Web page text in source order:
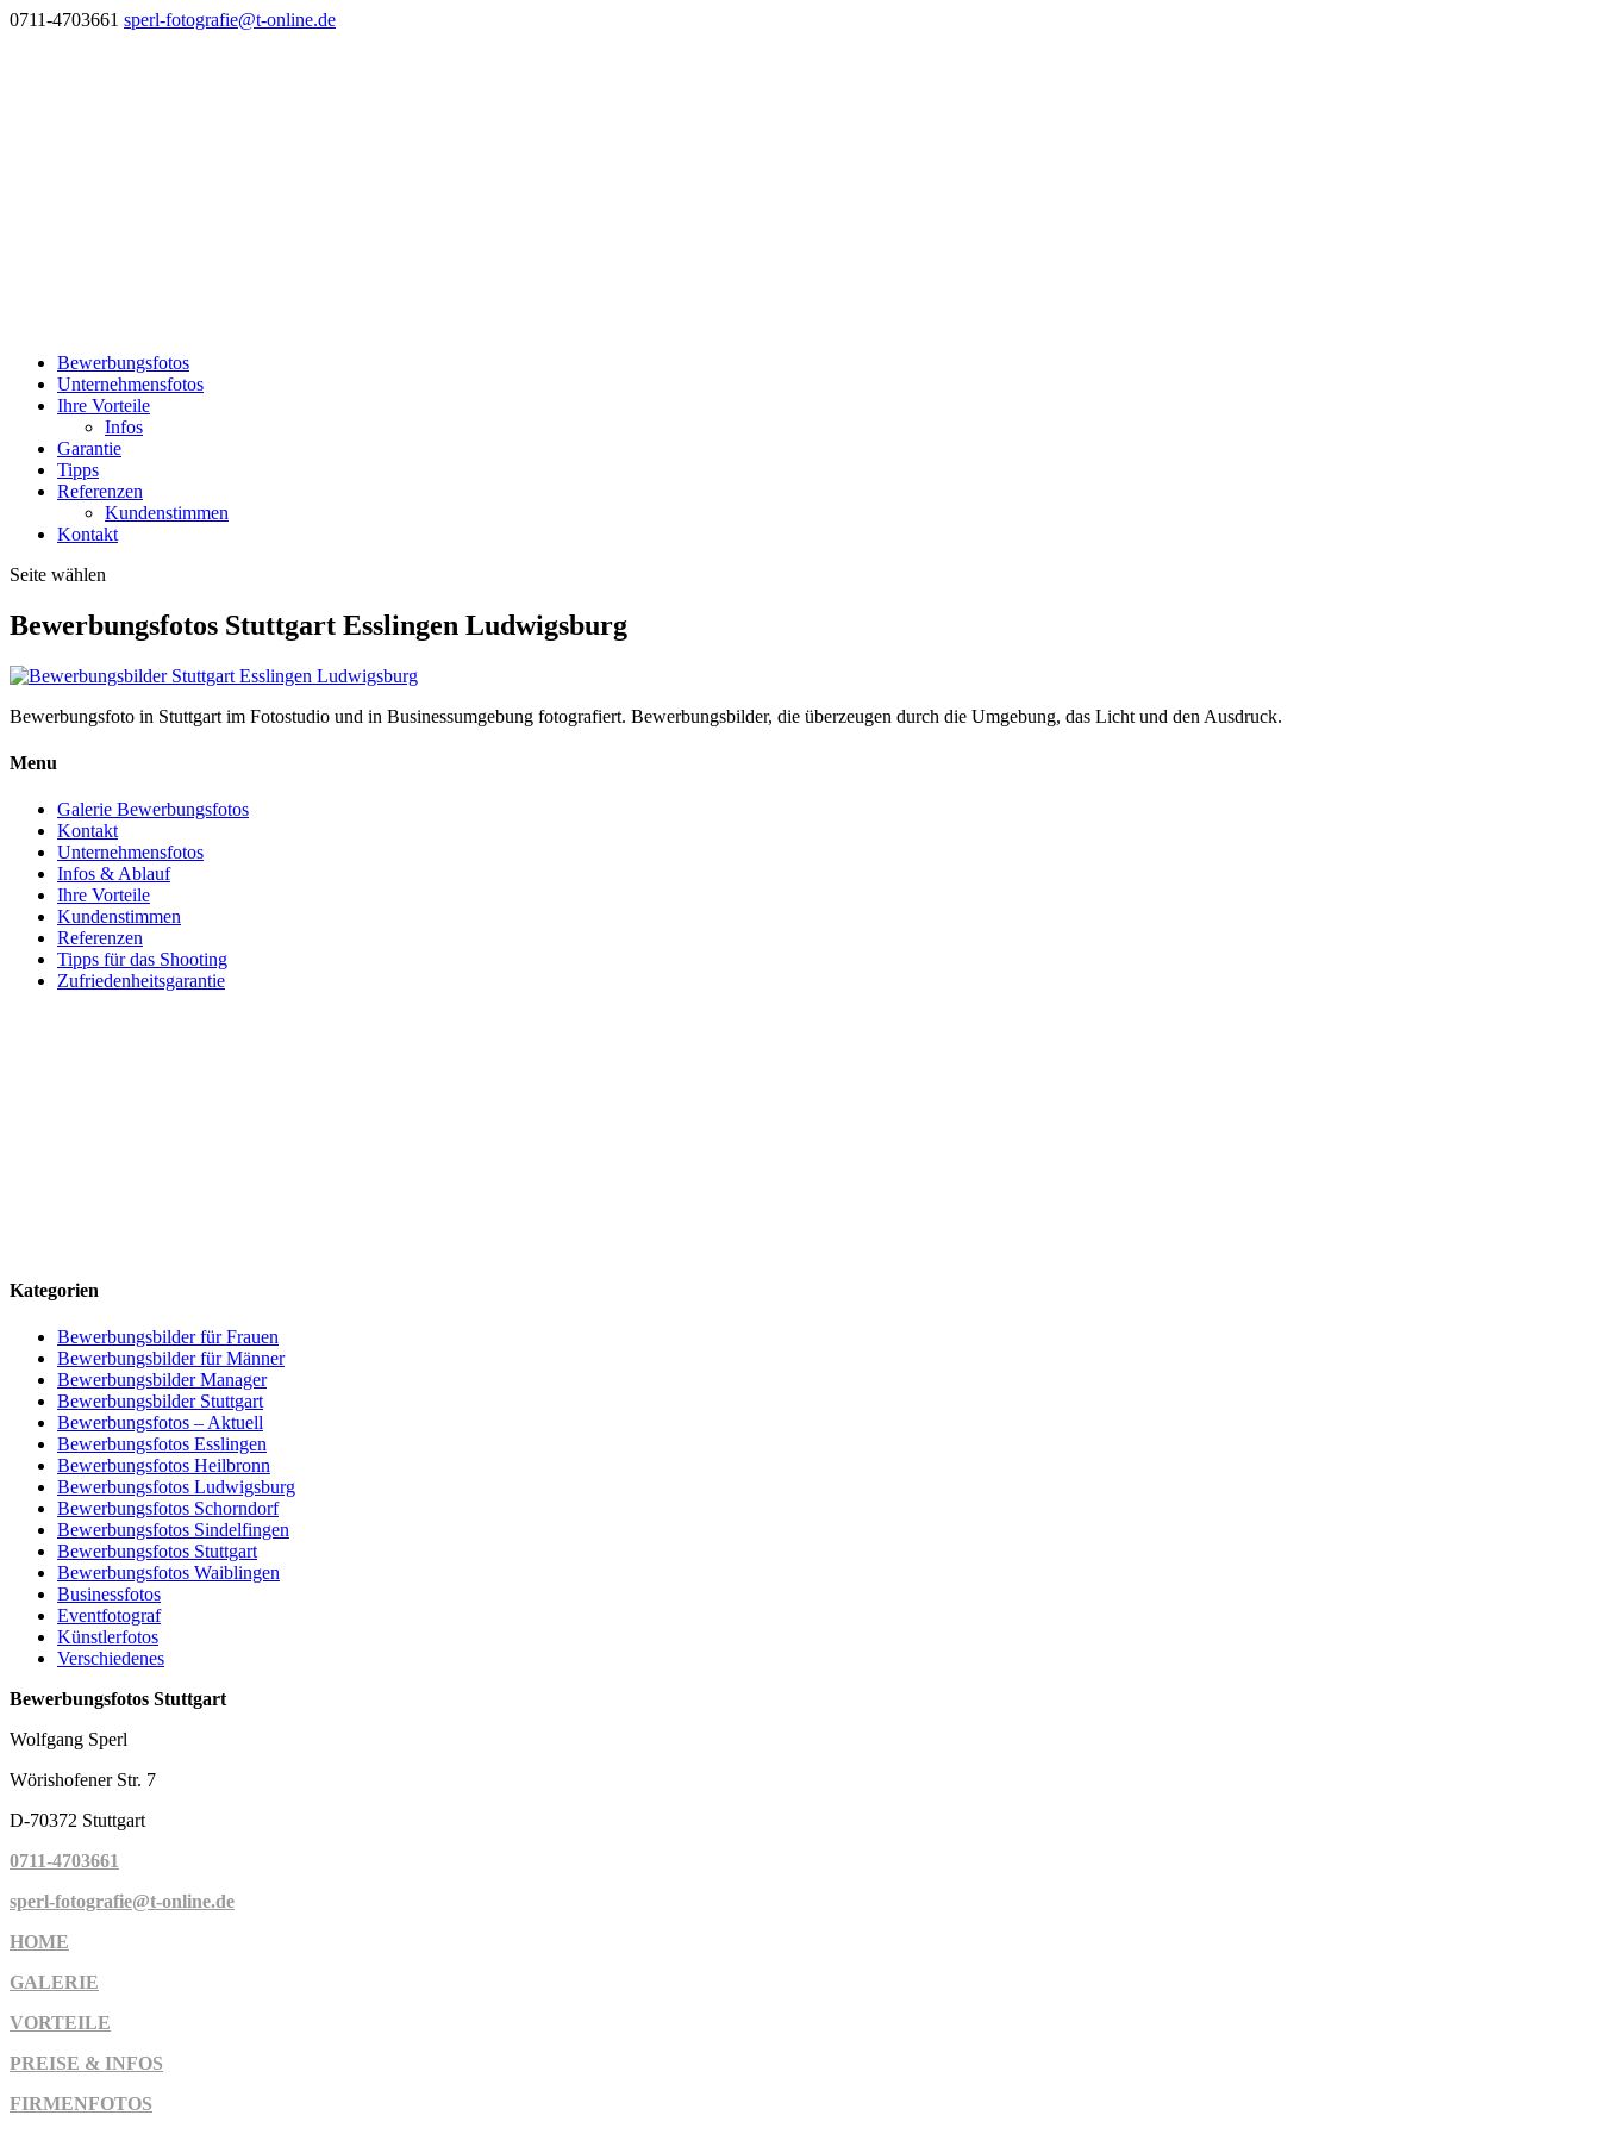
0711-4703661 sperl-fotografie@t-online.de
Bewerbungsfotos
Unternehmensfotos
Ihre Vorteile
Infos
Garantie
Tipps
Referenzen
Kundenstimmen
Kontakt
Seite wählen
Bewerbungsfotos Stuttgart Esslingen Ludwigsburg
Bewerbungsfoto in Stuttgart im Fotostudio und in Businessumgebung fotografiert. Bewerbungsbilder, die überzeugen durch die Umgebung, das Licht und den Ausdruck.
Menu
Galerie Bewerbungsfotos
Kontakt
Unternehmensfotos
Infos & Ablauf
Ihre Vorteile
Kundenstimmen
Referenzen
Tipps für das Shooting
Zufriedenheitsgarantie
Kategorien
Bewerbungsbilder für Frauen
Bewerbungsbilder für Männer
Bewerbungsbilder Manager
Bewerbungsbilder Stuttgart
Bewerbungsfotos – Aktuell
Bewerbungsfotos Esslingen
Bewerbungsfotos Heilbronn
Bewerbungsfotos Ludwigsburg
Bewerbungsfotos Schorndorf
Bewerbungsfotos Sindelfingen
Bewerbungsfotos Stuttgart
Bewerbungsfotos Waiblingen
Businessfotos
Eventfotograf
Künstlerfotos
Verschiedenes
Bewerbungsfotos Stuttgart
Wolfgang Sperl
Wörishofener Str. 7
D-70372 Stuttgart
0711-4703661
sperl-fotografie@t-online.de
HOME
GALERIE
VORTEILE
PREISE & INFOS
FIRMENFOTOS